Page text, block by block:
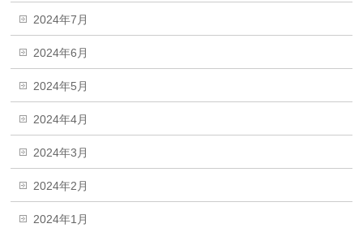
2024年7月
2024年6月
2024年5月
2024年4月
2024年3月
2024年2月
2024年1月